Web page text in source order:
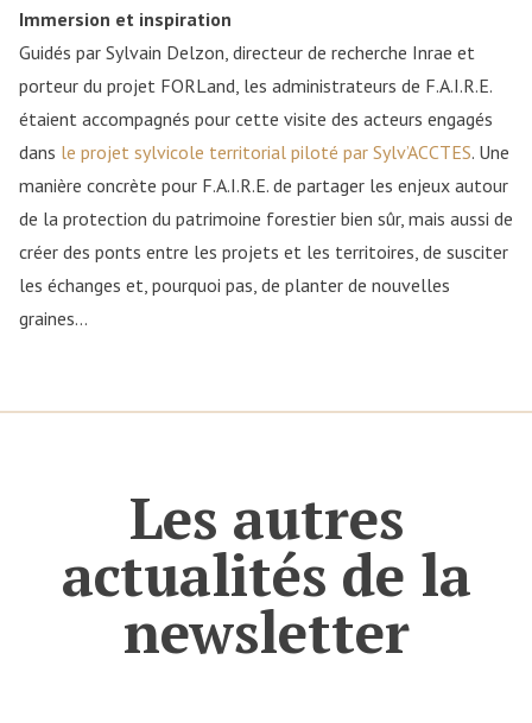
Immersion et inspiration
Guidés par Sylvain Delzon, directeur de recherche Inrae et
porteur du projet FORLand, les administrateurs de F.A.I.R.E.
étaient accompagnés pour cette visite des acteurs engagés
dans le projet sylvicole territorial piloté par Sylv’ACCTES. Une
manière concrète pour F.A.I.R.E. de partager les enjeux autour
de la protection du patrimoine forestier bien sûr, mais aussi de
créer des ponts entre les projets et les territoires, de susciter
les échanges et, pourquoi pas, de planter de nouvelles
graines…
Les autres
actualités de la
newsletter